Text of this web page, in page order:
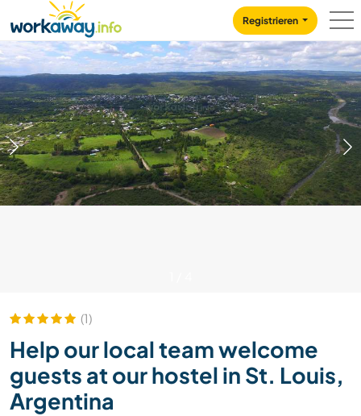
CONTENT
MAIN NAVIGATION
Registrieren
(1)
Help our local team welcome
guests at our hostel in St. Louis,
Argentina